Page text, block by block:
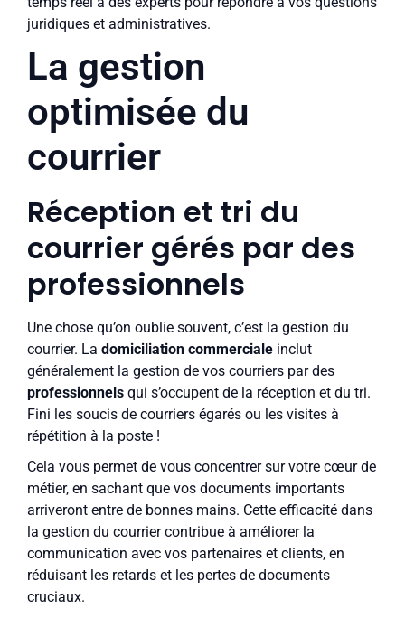
juridiques et administratives.
La gestion
optimisée du
courrier
Réception et tri du
courrier gérés par des
professionnels
Une chose qu’on oublie souvent, c’est la gestion du
courrier. La domiciliation commerciale inclut
généralement la gestion de vos courriers par des
professionnels qui s’occupent de la réception et du tri.
Fini les soucis de courriers égarés ou les visites à
répétition à la poste !
Cela vous permet de vous concentrer sur votre cœur de
métier, en sachant que vos documents importants
arriveront entre de bonnes mains. Cette efficacité dans
la gestion du courrier contribue à améliorer la
communication avec vos partenaires et clients, en
réduisant les retards et les pertes de documents
cruciaux.